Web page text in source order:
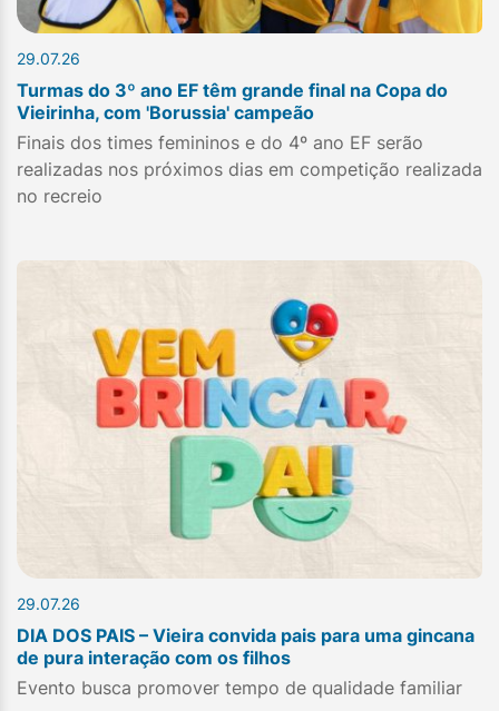
29.07.26
Turmas do 3º ano EF têm grande final na Copa do
Vieirinha, com 'Borussia' campeão
Finais dos times femininos e do 4º ano EF serão
realizadas nos próximos dias em competição realizada
no recreio
29.07.26
DIA DOS PAIS – Vieira convida pais para uma gincana
de pura interação com os filhos
Evento busca promover tempo de qualidade familiar